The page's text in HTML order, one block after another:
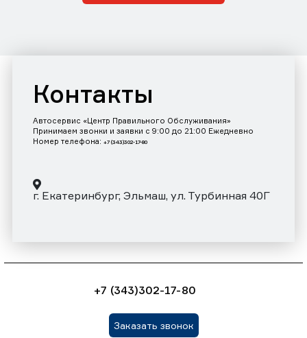
Контакты
Автосервис «Центр Правильного Обслуживания»
Принимаем звонки и заявки с 9:00 до 21:00 Ежедневно
Номер телефона: +7 (343)302-17-80
г. Екатеринбург, Эльмаш, ул. Турбинная 40Г
+7 (343)302-17-80
Заказать звонок